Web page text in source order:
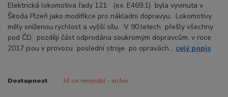
Elektrická lokomotiva řady 121 (ex. E469.1) byla vyvinuta v
Škoda Plzeň jako modifikce pro nákladni dopravyu. Lokomotivy
měly sníženou rychlost a vyšší sílu. V 90.letech přešly všechny
pod ČD, později část odprodána soukromým dopravcům, v roce
2017 jsou v provozu poslední stroje po opravách... celý popis
Dostupnost Již se nevyrábí - archiv